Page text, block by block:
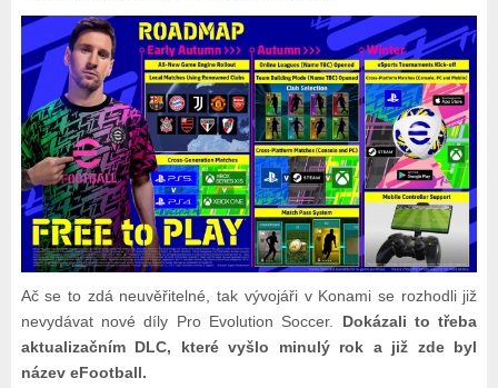
Ač se to zdá neuvěřitelné, tak vývojáři v Konami se rozhodli již
nevydávat nové díly Pro Evolution Soccer. Dokázali to třeba
aktualizačním DLC, které vyšlo minulý rok a již zde byl
název eFootball.